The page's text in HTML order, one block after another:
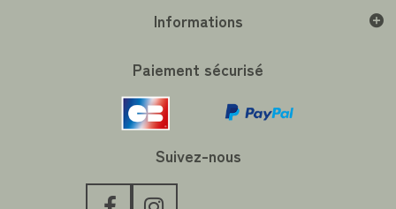
Informations
Paiement sécurisé
Suivez-nous